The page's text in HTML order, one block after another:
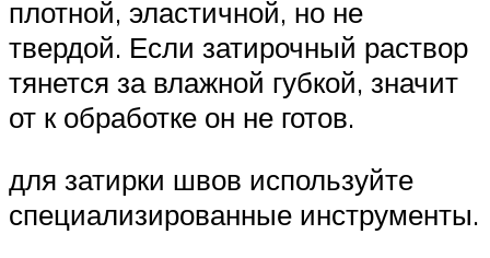
плотной, эластичной, но не
твердой. Если затирочный раствор
тянется за влажной губкой, значит
от к обработке он не готов.
для затирки швов используйте
специализированные инструменты.